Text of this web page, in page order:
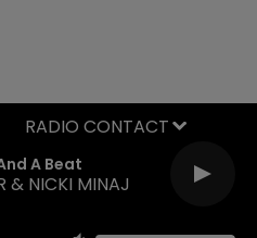
A Beat
& NICKI MINAJ
RADIO CONTACT